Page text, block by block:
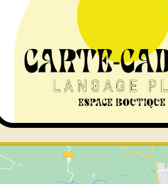
En savoir plus... about